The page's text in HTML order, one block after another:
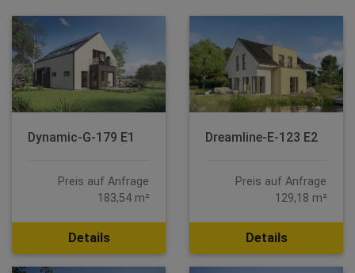
Dynamic-G-179 E1
Preis auf Anfrage
183,54 m²
Details
Dreamline-E-123 E2
Preis auf Anfrage
129,18 m²
Details